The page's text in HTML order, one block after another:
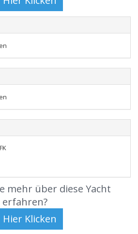
mehr über diese Yacht
erfahren?